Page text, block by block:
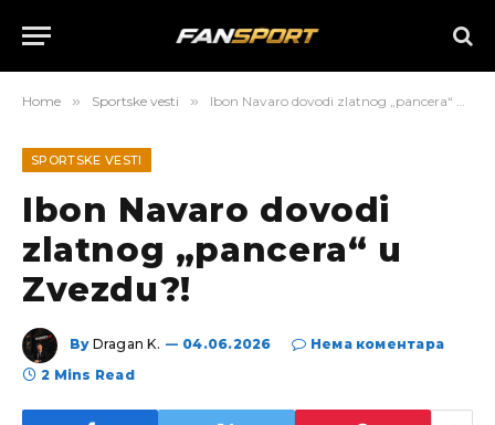
Home » Sportske vesti » Ibon Navaro dovodi zlatnog „pancera“ u Zvezdu?!
SPORTSKE VESTI
Ibon Navaro dovodi
zlatnog „pancera“ u
Zvezdu?!
By Dragan K. 04.06.2026
Нема коментара
2 Mins Read